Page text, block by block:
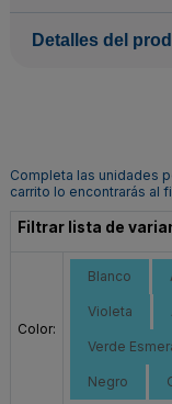
Detalles del
Completa las unidades
carrito lo encontrarás al
Filtrar lista de
Color:
Blanco
Violeta
Verde
Negro